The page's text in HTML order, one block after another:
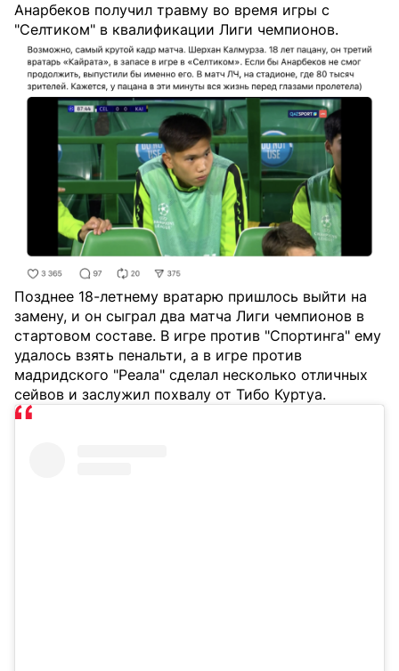
Анарбеков получил травму во время игры с
"Селтиком" в квалификации Лиги чемпионов.
Позднее 18-летнему вратарю пришлось выйти на
замену, и он сыграл два матча Лиги чемпионов в
стартовом составе. В игре против "Спортинга" ему
удалось взять пенальти, а в игре против
мадридского "Реала" сделал несколько отличных
сейвов и заслужил похвалу от Тибо Куртуа.